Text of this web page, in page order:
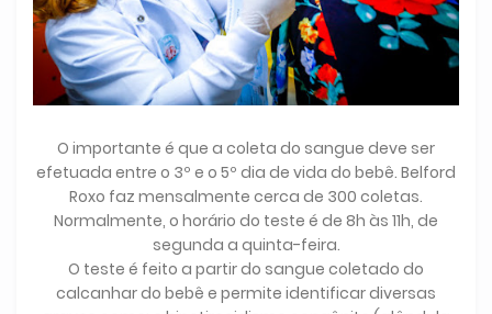
O importante é que a coleta do sangue deve ser
efetuada entre o 3º e o 5º dia de vida do bebê. Belford
Roxo faz mensalmente cerca de 300 coletas.
Normalmente, o horário do teste é de 8h às 11h, de
segunda a quinta-feira.
O teste é feito a partir do sangue coletado do
calcanhar do bebê e permite identificar diversas